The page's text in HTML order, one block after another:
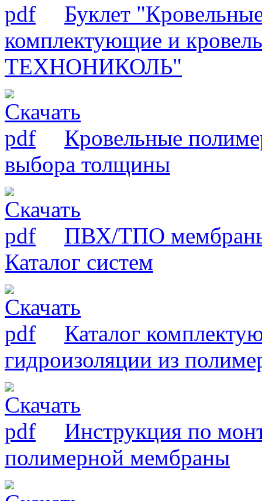
Буклет
комплектующие и
ТЕХНОНИКОЛЬ"
Кровельные
выбора толщины
ПВХ/ТПО мембраны
Каталог систем
Каталог
гидроизоляции из
Инструкция по
полимерной мембраны